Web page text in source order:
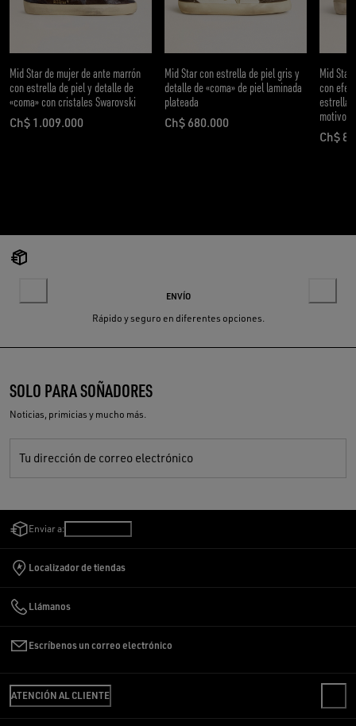
Mid Star de mujer de ante marrón
con estrella de piel y detalle de
«coma» con cristales Swarovski
Ch$ 1.009.000
precio actual Ch$ 1.009.000
Mid Star con estrella de piel gris y
detalle de «coma» de piel laminada
plateada
Ch$ 680.000
precio actual Ch$ 680.000
Mid
con
estrella
motivo
Ch$
ENVÍO
Rápido y seguro en diferentes opciones.
SOLO PARA SOÑADORES
Noticias, primicias y mucho más.
Tu dirección de correo electrónico
Enviar a:
Localizador de tiendas
Llámanos
Escríbenos un correo electrónico
ATENCIÓN AL CLIENTE